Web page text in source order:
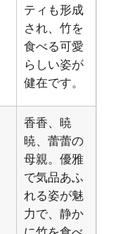
ティも形成
され、竹を
食べる可愛
らしい姿が
健在です。
香香、暁
暁、蕾蕾の
母親。優雅
で気品あふ
れる姿が魅
力で、静か